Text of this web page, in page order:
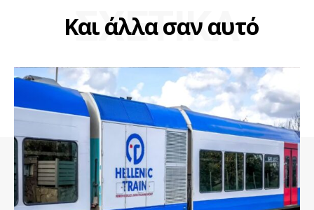
Και άλλα σαν αυτό
ΣΧΕΤΙΚΑ